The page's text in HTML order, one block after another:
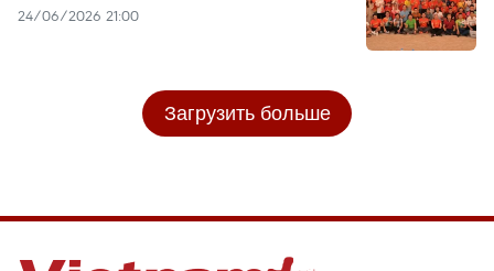
24/06/2026 21:00
Загрузить больше